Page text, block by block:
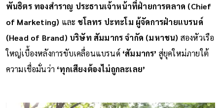
พันธิตร ทองสำราญ ประธานเจ้าหน้าที่ฝ่ายการตลาด (Chief
of Marketing) และ ชโลทร ปะทะโม ผู้จัดการฝ่ายแบรนด์
(Head of Brand) บริษัท สัมมากร จำกัด (มหาชน) สองหัวเรือ
ใหญ่เบื้องหลังการขับเคลื่อนแบรนด์ ‘สัมมากร’ สู่ยุคใหม่ภายใต้
ความเชื่อมั่นว่า ‘ทุกเสียงต้องไม่ถูกละเลย’